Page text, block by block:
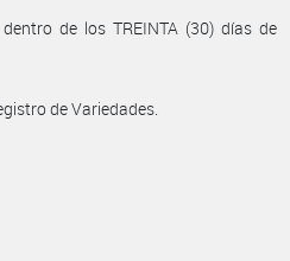
de los TREINTA (30) días de
de Variedades.